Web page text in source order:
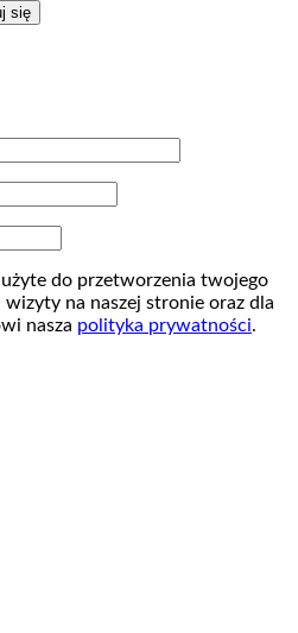
się
do przetworzenia twojego
na naszej stronie oraz dla
nasza polityka prywatności.